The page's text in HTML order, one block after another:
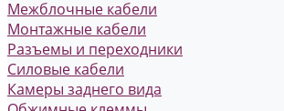
Межблочные кабели
Монтажные кабели
Разъемы и переходники
Силовые кабели
Камеры заднего вида